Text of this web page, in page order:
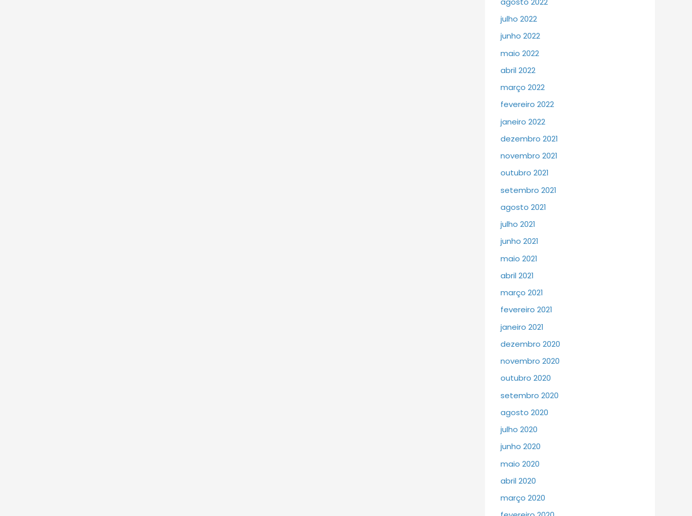
julho 2022
junho 2022
maio 2022
abril 2022
março 2022
fevereiro 2022
janeiro 2022
dezembro 2021
novembro 2021
outubro 2021
setembro 2021
agosto 2021
julho 2021
junho 2021
maio 2021
abril 2021
março 2021
fevereiro 2021
janeiro 2021
dezembro 2020
novembro 2020
outubro 2020
setembro 2020
agosto 2020
julho 2020
junho 2020
maio 2020
abril 2020
março 2020